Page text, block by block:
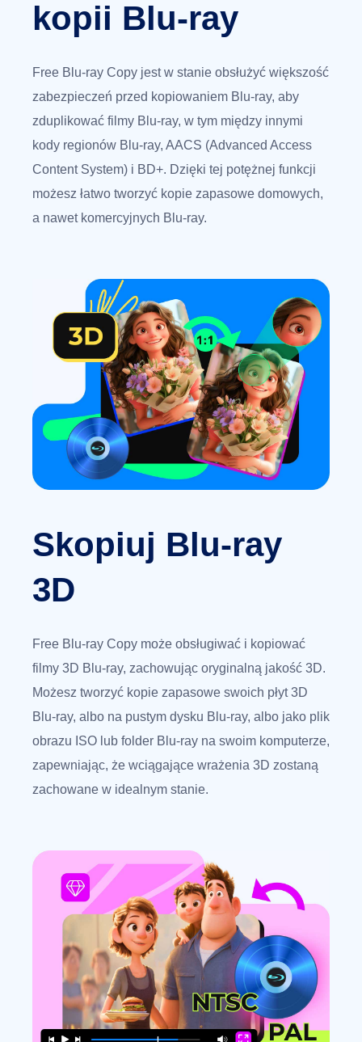
kopii Blu-ray
Free Blu-ray Copy jest w stanie obsłużyć większość
zabezpieczeń przed kopiowaniem Blu-ray, aby
zduplikować filmy Blu-ray, w tym między innymi
kody regionów Blu-ray, AACS (Advanced Access
Content System) i BD+. Dzięki tej potężnej funkcji
możesz łatwo tworzyć kopie zapasowe domowych,
a nawet komercyjnych Blu-ray.
Skopiuj Blu-ray
3D
Free Blu-ray Copy może obsługiwać i kopiować
filmy 3D Blu-ray, zachowując oryginalną jakość 3D.
Możesz tworzyć kopie zapasowe swoich płyt 3D
Blu-ray, albo na pustym dysku Blu-ray, albo jako plik
obrazu ISO lub folder Blu-ray na swoim komputerze,
zapewniając, że wciągające wrażenia 3D zostaną
zachowane w idealnym stanie.